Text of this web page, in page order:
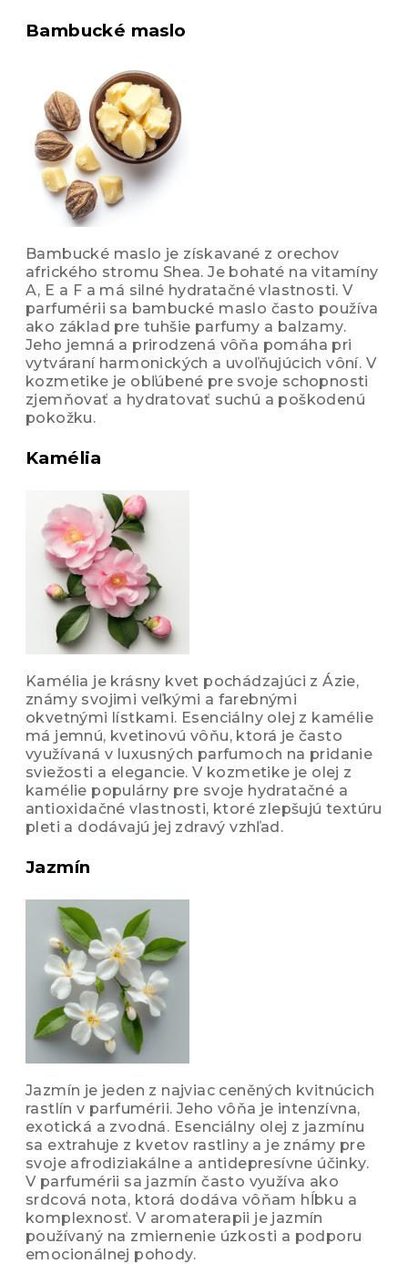
Bambucké maslo
Bambucké maslo je získavané z orechov
afrického stromu Shea. Je bohaté na vitamíny
A, E a F a má silné hydratačné vlastnosti. V
parfumérii sa bambucké maslo často používa
ako základ pre tuhšie parfumy a balzamy.
Jeho jemná a prirodzená vôňa pomáha pri
vytváraní harmonických a uvoľňujúcich vôní. V
kozmetike je obľúbené pre svoje schopnosti
zjemňovať a hydratovať suchú a poškodenú
pokožku.
Kamélia
Kamélia je krásny kvet pochádzajúci z Ázie,
známy svojimi veľkými a farebnými
okvetnými lístkami. Esenciálny olej z kamélie
má jemnú, kvetinovú vôňu, ktorá je často
využívaná v luxusných parfumoch na pridanie
sviežosti a elegancie. V kozmetike je olej z
kamélie populárny pre svoje hydratačné a
antioxidačné vlastnosti, ktoré zlepšujú textúru
pleti a dodávajú jej zdravý vzhľad.
Jazmín
Jazmín je jeden z najviac ceněných kvitnúcich
rastlín v parfumérii. Jeho vôňa je intenzívna,
exotická a zvodná. Esenciálny olej z jazmínu
sa extrahuje z kvetov rastliny a je známy pre
svoje afrodiziakálne a antidepresívne účinky.
V parfumérii sa jazmín často využíva ako
srdcová nota, ktorá dodáva vôňam hĺbku a
komplexnosť. V aromaterapii je jazmín
používaný na zmiernenie úzkosti a podporu
emocionálnej pohody.